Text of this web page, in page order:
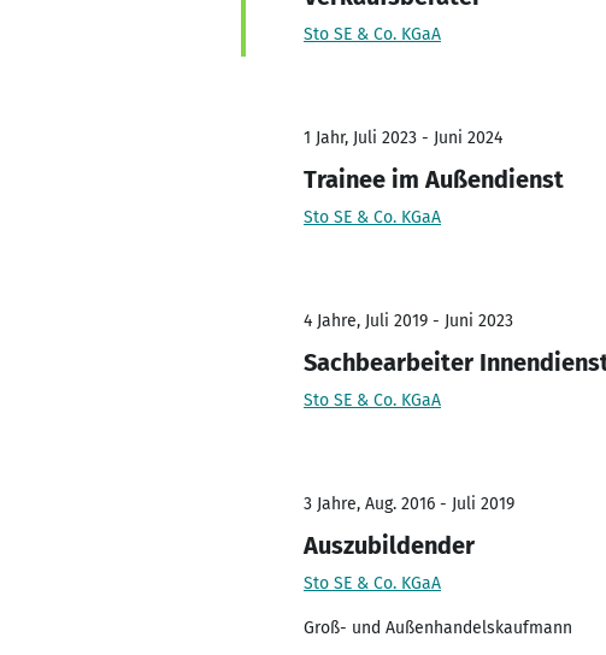
Sto SE & Co. KGaA
1 Jahr, Juli 2023 - Juni 2024
Trainee im Außendienst
Sto SE & Co. KGaA
4 Jahre, Juli 2019 - Juni 2023
Sachbearbeiter
Sto SE & Co. KGaA
3 Jahre, Aug. 2016 - Juli 2019
Auszubildender
Sto SE & Co. KGaA
Groß- und Außenhandelskaufmann